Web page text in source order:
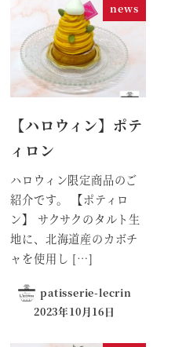
news
【ハロウィン】ポテ
ィロン
ハロウィン限定商品のご
紹介です。 【ポティロ
ン】 サクサクのタルト生
地に、北海道産のカボチ
ャを使用し […]
patisserie-lecrin
2023年10月16日